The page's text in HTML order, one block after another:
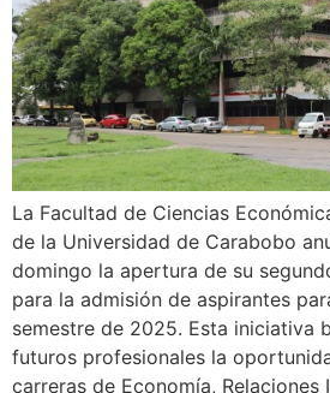
La Facultad de Ciencias
de la Universidad de Carabobo
domingo la apertura de su
para la admisión de aspirantes
semestre de 2025. Esta iniciativa
futuros profesionales la
carreras de Economía, Relaciones